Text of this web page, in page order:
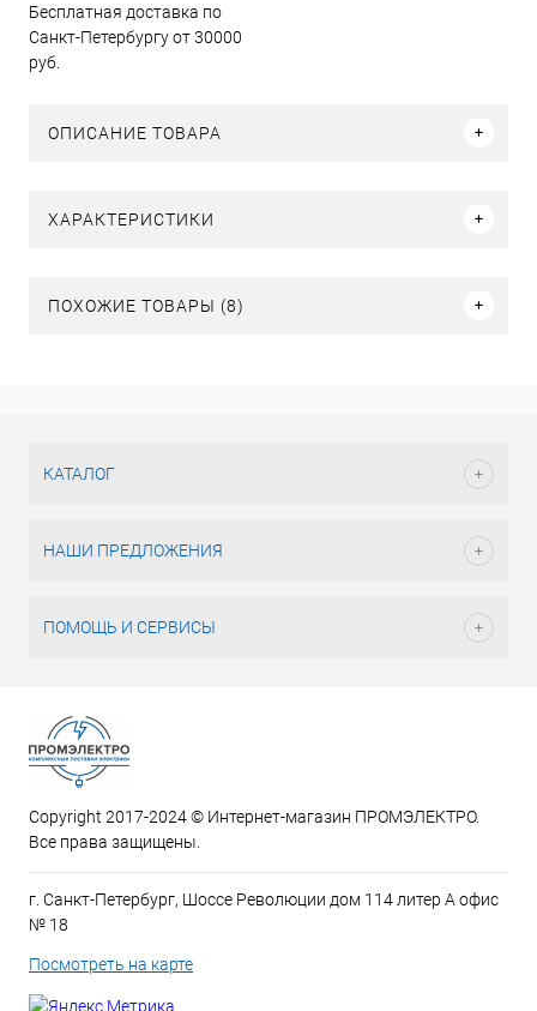
Бесплатная доставка по
Санкт-Петербургу от 30000
руб.
ОПИСАНИЕ ТОВАРА
ХАРАКТЕРИСТИКИ
ПОХОЖИЕ ТОВАРЫ (8)
КАТАЛОГ
НАШИ ПРЕДЛОЖЕНИЯ
ПОМОЩЬ И СЕРВИСЫ
Copyright 2017-2024 © Интернет-магазин ПРОМЭЛЕКТРО.
Все права защищены.
г. Санкт-Петербург, Шоссе Революции дом 114 литер А офис
№ 18
Посмотреть на карте